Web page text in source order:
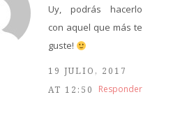
Uy, podrás hacerlo
con aquel que más te
guste!
19 JULIO, 2017
AT 12:50
Responder